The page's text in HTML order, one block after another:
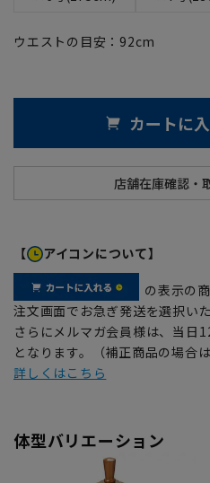
ウエストの目安： 92cm
カートに
【 アイコンについて】
の表示の商
注文画面でお急ぎ発送を選択いた
さらにメルマガ会員様は、当日
となります。（補正商品の場合は
詳しくはこちら
体型バリエーション